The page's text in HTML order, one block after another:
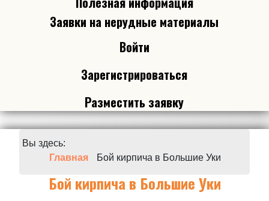
Заявки на нерудные материалы
Войти
Зарегистрироваться
Разместить заявку
Вы здесь:
Главная
Бой кирпича в Большие Уки
Бой кирпича в Большие Уки